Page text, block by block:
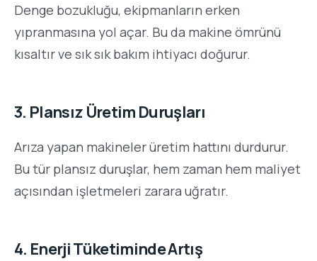
Denge bozukluğu, ekipmanların erken
yıpranmasına yol açar. Bu da makine ömrünü
kısaltır ve sık sık bakım ihtiyacı doğurur.
3. Plansız Üretim Duruşları
Arıza yapan makineler üretim hattını durdurur.
Bu tür plansız duruşlar, hem zaman hem maliyet
açısından işletmeleri zarara uğratır.
4. Enerji Tüketiminde Artış